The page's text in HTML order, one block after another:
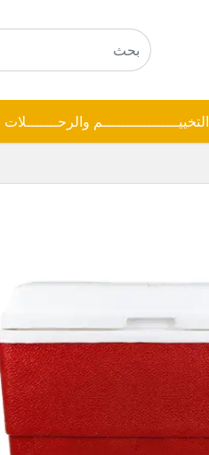
التخييـــــــــــــــــم والرحـــــــلات